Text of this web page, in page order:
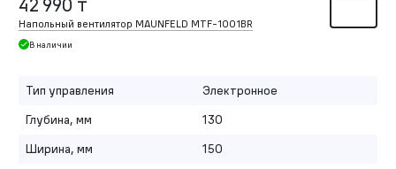
42 990 ₸
Напольный вентилятор MAUNFELD MTF-1001BR
В наличии
Тип управления
Электронное
Глубина, мм
130
Ширина, мм
150